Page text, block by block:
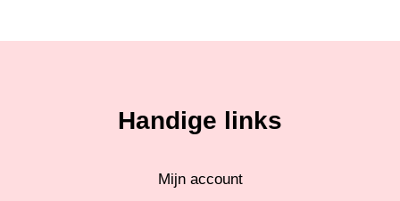
Handige links
Mijn account